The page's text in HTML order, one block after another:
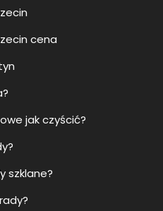
cena
jak czyścić?
szklane?